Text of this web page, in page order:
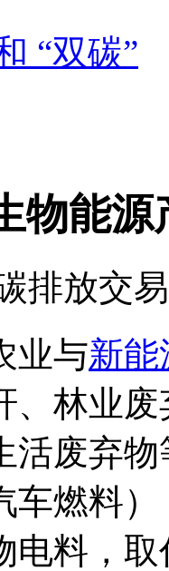
“双碳”
物能源
排放交
业与新能
、林业
活废弃
车燃料
电料，